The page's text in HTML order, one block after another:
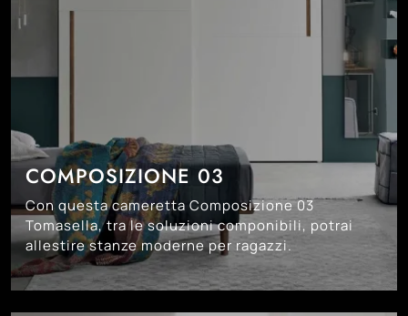
COMPOSIZIONE 03
Con questa cameretta Composizione 03
Tomasella, tra le soluzioni componibili, potrai
allestire stanze moderne per ragazzi.